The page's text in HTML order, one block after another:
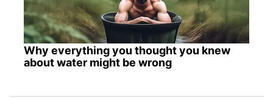
Why everything you thought you knew
about water might be wrong